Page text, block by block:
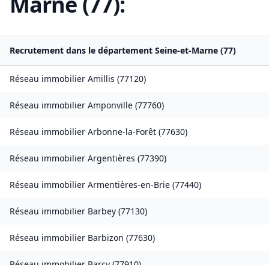
Recrutement dans le département Seine-et-Marne (77)
Réseau immobilier Amillis (77120)
Réseau immobilier Amponville (77760)
Réseau immobilier Arbonne-la-Forêt (77630)
Réseau immobilier Argentières (77390)
Réseau immobilier Armentières-en-Brie (77440)
Réseau immobilier Barbey (77130)
Réseau immobilier Barbizon (77630)